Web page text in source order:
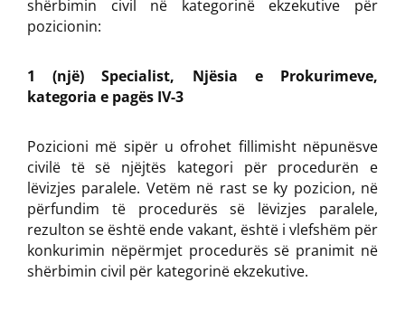
shërbimin civil në kategorinë ekzekutive për
pozicionin:
1 (një) Specialist, Njësia e Prokurimeve,
kategoria e pagës IV-3
Pozicioni më sipër u ofrohet fillimisht nëpunësve
civilë të së njëjtës kategori për procedurën e
lëvizjes paralele. Vetëm në rast se ky pozicion, në
përfundim të procedurës së lëvizjes paralele,
rezulton se është ende vakant, është i vlefshëm për
konkurimin nëpërmjet procedurës së pranimit në
shërbimin civil për kategorinë ekzekutive.